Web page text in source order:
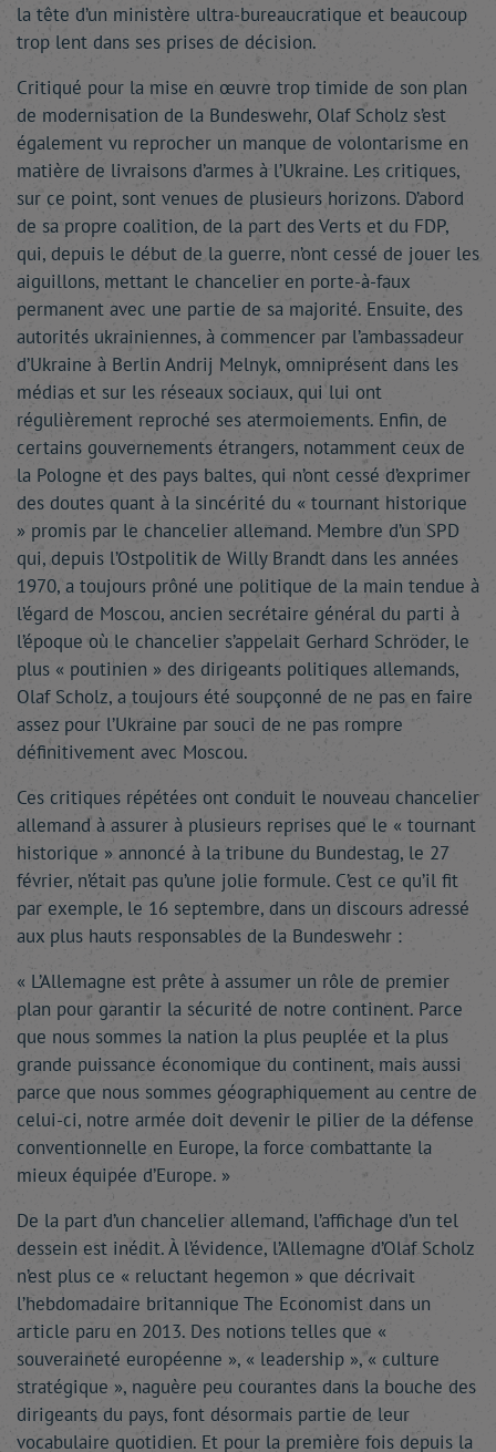
la tête d’un ministère ultra-bureaucratique et beaucoup
trop lent dans ses prises de décision.
Critiqué pour la mise en œuvre trop timide de son plan
de modernisation de la Bundeswehr, Olaf Scholz s’est
également vu reprocher un manque de volontarisme en
matière de livraisons d’armes à l’Ukraine. Les critiques,
sur ce point, sont venues de plusieurs horizons. D’abord
de sa propre coalition, de la part des Verts et du FDP,
qui, depuis le début de la guerre, n’ont cessé de jouer les
aiguillons, mettant le chancelier en porte-à-faux
permanent avec une partie de sa majorité. Ensuite, des
autorités ukrainiennes, à commencer par l’ambassadeur
d’Ukraine à Berlin Andrij Melnyk, omniprésent dans les
médias et sur les réseaux sociaux, qui lui ont
régulièrement reproché ses atermoiements. Enfin, de
certains gouvernements étrangers, notamment ceux de
la Pologne et des pays baltes, qui n’ont cessé d’exprimer
des doutes quant à la sincérité du « tournant historique
» promis par le chancelier allemand. Membre d’un SPD
qui, depuis l’Ostpolitik de Willy Brandt dans les années
1970, a toujours prôné une politique de la main tendue à
l’égard de Moscou, ancien secrétaire général du parti à
l’époque où le chancelier s’appelait Gerhard Schröder, le
plus « poutinien » des dirigeants politiques allemands,
Olaf Scholz, a toujours été soupçonné de ne pas en faire
assez pour l’Ukraine par souci de ne pas rompre
définitivement avec Moscou.
Ces critiques répétées ont conduit le nouveau chancelier
allemand à assurer à plusieurs reprises que le « tournant
historique » annoncé à la tribune du Bundestag, le 27
février, n’était pas qu’une jolie formule. C’est ce qu’il fit
par exemple, le 16 septembre, dans un discours adressé
aux plus hauts responsables de la Bundeswehr :
« L’Allemagne est prête à assumer un rôle de premier
plan pour garantir la sécurité de notre continent. Parce
que nous sommes la nation la plus peuplée et la plus
grande puissance économique du continent, mais aussi
parce que nous sommes géographiquement au centre de
celui-ci, notre armée doit devenir le pilier de la défense
conventionnelle en Europe, la force combattante la
mieux équipée d’Europe. »
De la part d’un chancelier allemand, l’affichage d’un tel
dessein est inédit. À l’évidence, l’Allemagne d’Olaf Scholz
n’est plus ce « reluctant hegemon » que décrivait
l’hebdomadaire britannique The Economist dans un
article paru en 2013. Des notions telles que «
souveraineté européenne », « leadership », « culture
stratégique », naguère peu courantes dans la bouche des
dirigeants du pays, font désormais partie de leur
vocabulaire quotidien. Et pour la première fois depuis la